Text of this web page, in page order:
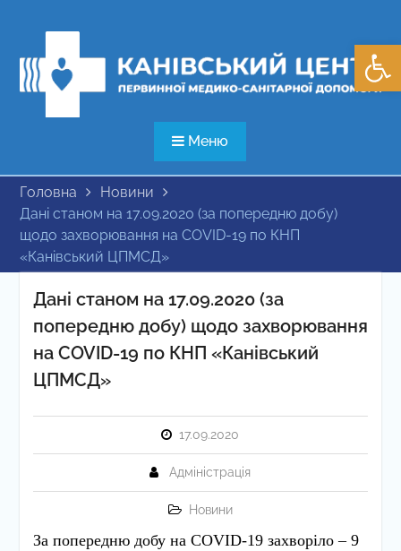
Меню
Головна
Новини
Дані станом на 17.09.2020 (за попередню добу)
щодо захворювання на COVID-19 по КНП
«Канівський ЦПМСД»
Дані станом на 17.09.2020 (за
попередню добу) щодо захворювання
на COVID-19 по КНП «Канівський
ЦПМСД»
17.09.2020
Адміністрація
Новини
За попередню добу на COVID-19 захворіло – 9